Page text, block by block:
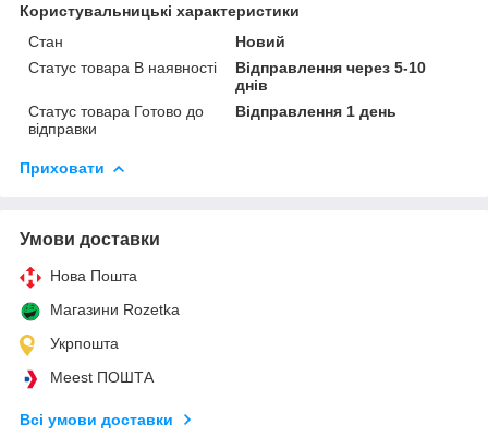
Користувальницькі характеристики
Стан
Новий
Статус товара В наявності
Відправлення через 5-10
днів
Статус товара Готово до
відправки
Відправлення 1 день
Приховати
Умови доставки
Нова Пошта
Магазини Rozetka
Укрпошта
Meest ПОШТА
Всі умови доставки